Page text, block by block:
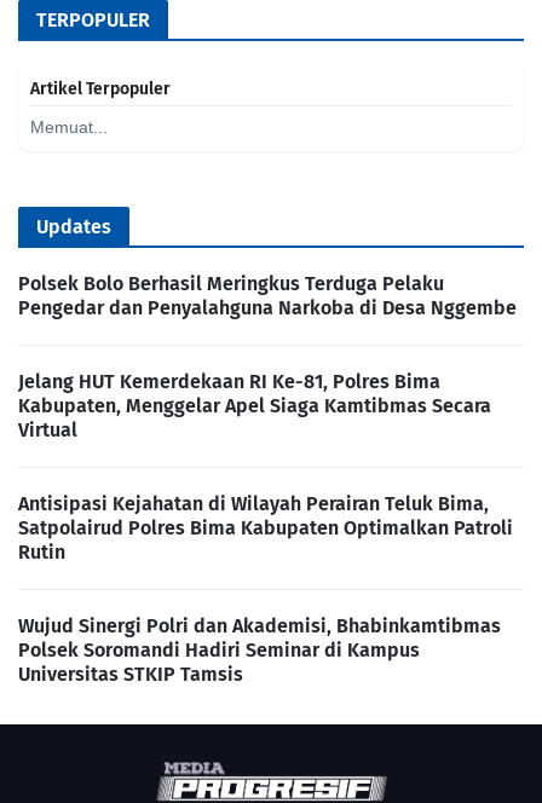
TERPOPULER
Artikel Terpopuler
Memuat...
Updates
Polsek Bolo Berhasil Meringkus Terduga Pelaku
Pengedar dan Penyalahguna Narkoba di Desa Nggembe
Jelang HUT Kemerdekaan RI Ke-81, Polres Bima
Kabupaten, Menggelar Apel Siaga Kamtibmas Secara
Virtual
Antisipasi Kejahatan di Wilayah Perairan Teluk Bima,
Satpolairud Polres Bima Kabupaten Optimalkan Patroli
Rutin
Wujud Sinergi Polri dan Akademisi, Bhabinkamtibmas
Polsek Soromandi Hadiri Seminar di Kampus
Universitas STKIP Tamsis